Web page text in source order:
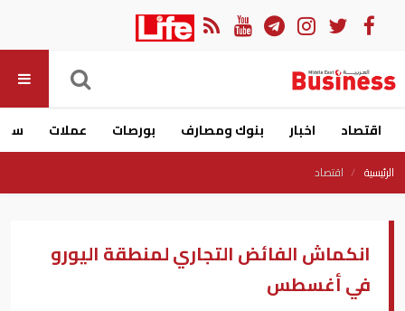
اقتصاد اخبار بنوك ومصارف بورصات عملات
الرئيسية اقتصاد
انكماش الفائض التجاري لمنطقة اليورو
في أغسطس